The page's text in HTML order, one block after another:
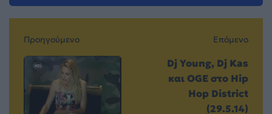
Προηγούμενο Επόμενο
Dj Young, Dj Kas
και OGE στο Hip
Hop District
(29.5.14)